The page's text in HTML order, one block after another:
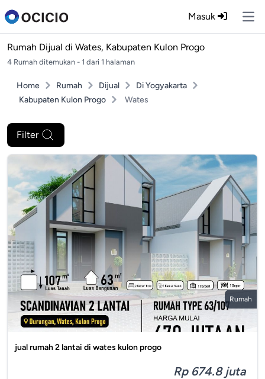
Masuk
Rumah Dijual di Wates, Kabupaten Kulon Progo
4 Rumah ditemukan - 1 dari 1 halaman
Home Rumah Dijual
Di Yogyakarta
Kabupaten Kulon Progo
Wates
Filter
Rumah
jual rumah 2 lantai di wates kulon progo
Rp 674.8 juta